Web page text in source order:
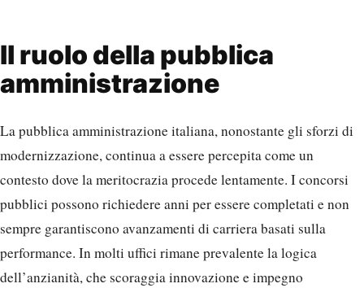
Il ruolo della pubblica
amministrazione
La pubblica amministrazione italiana, nonostante gli sforzi di
modernizzazione, continua a essere percepita come un
contesto dove la meritocrazia procede lentamente. I concorsi
pubblici possono richiedere anni per essere completati e non
sempre garantiscono avanzamenti di carriera basati sulla
performance. In molti uffici rimane prevalente la logica
dell’anzianità, che scoraggia innovazione e impegno